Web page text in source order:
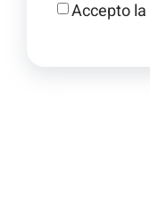
Accepto la